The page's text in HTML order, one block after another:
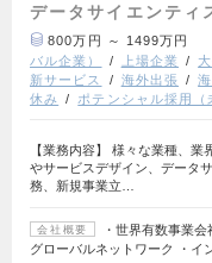
データサイエンティ
800万円 ～ 1499万円
バル企業）
上場企業
新サービス
海外出張
休み
ポテンシャル採用（
【業務内容】 様々な業種、
やサービスデザイン、データ
務、新規事業立…
会社概要
・世界有数事業
グローバルネットワーク ・イ